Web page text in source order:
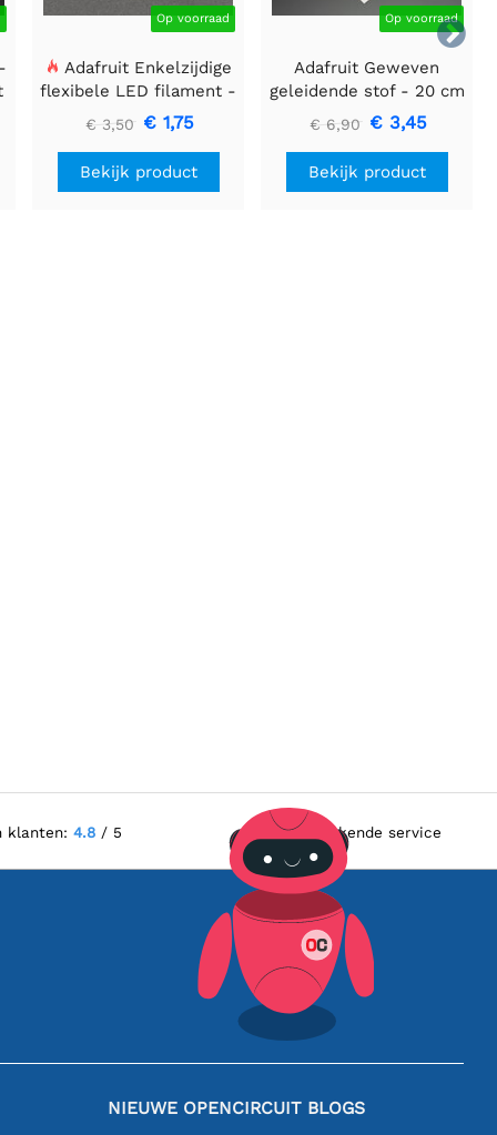

Op voorraad
Adafruit Enkelzijdige
flexibele LED filament -
3V 25mm lang - Groen
€ 3,50 € 1,75
Bekijk product
Op voorraad
Adafruit Geweven
geleidende stof - 20 cm
vierkant
€ 6,90 € 3,45
Bekijk product
klanten: 4.8/ 5 Uitstekende service
NIEUWE OPENCIRCUIT BLOGS